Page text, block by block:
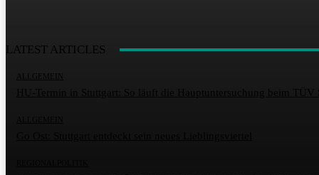
LATEST ARTICLES
ALLGEMEIN